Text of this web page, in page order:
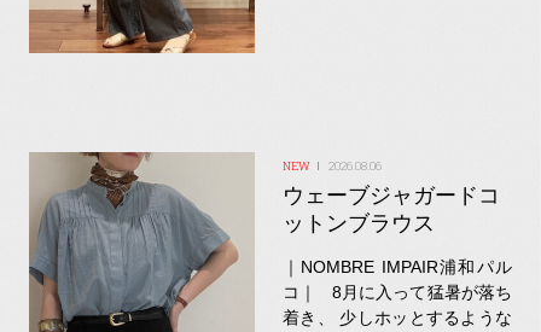
2026.08.06
ウェーブジャガードコ
ットンブラウス
｜NOMBRE IMPAIR浦和パル
コ｜ 8月に入って猛暑が落ち
着き、 少しホッとするような